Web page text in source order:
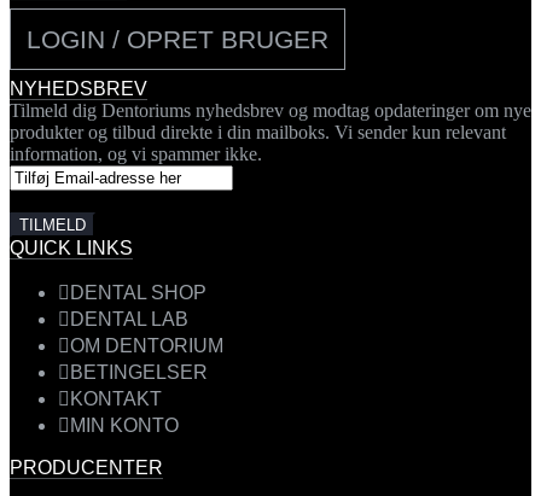
LOGIN / OPRET BRUGER
NYHEDSBREV
Tilmeld dig Dentoriums nyhedsbrev og modtag opdateringer om nye
produkter og tilbud direkte i din mailboks. Vi sender kun relevant
information, og vi spammer ikke.
QUICK LINKS
DENTAL SHOP
DENTAL LAB
OM DENTORIUM
BETINGELSER
KONTAKT
MIN KONTO
PRODUCENTER